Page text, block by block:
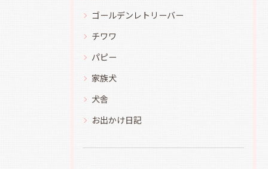
ゴールデンレトリーバー
チワワ
パピー
家族犬
犬舎
お出かけ日記